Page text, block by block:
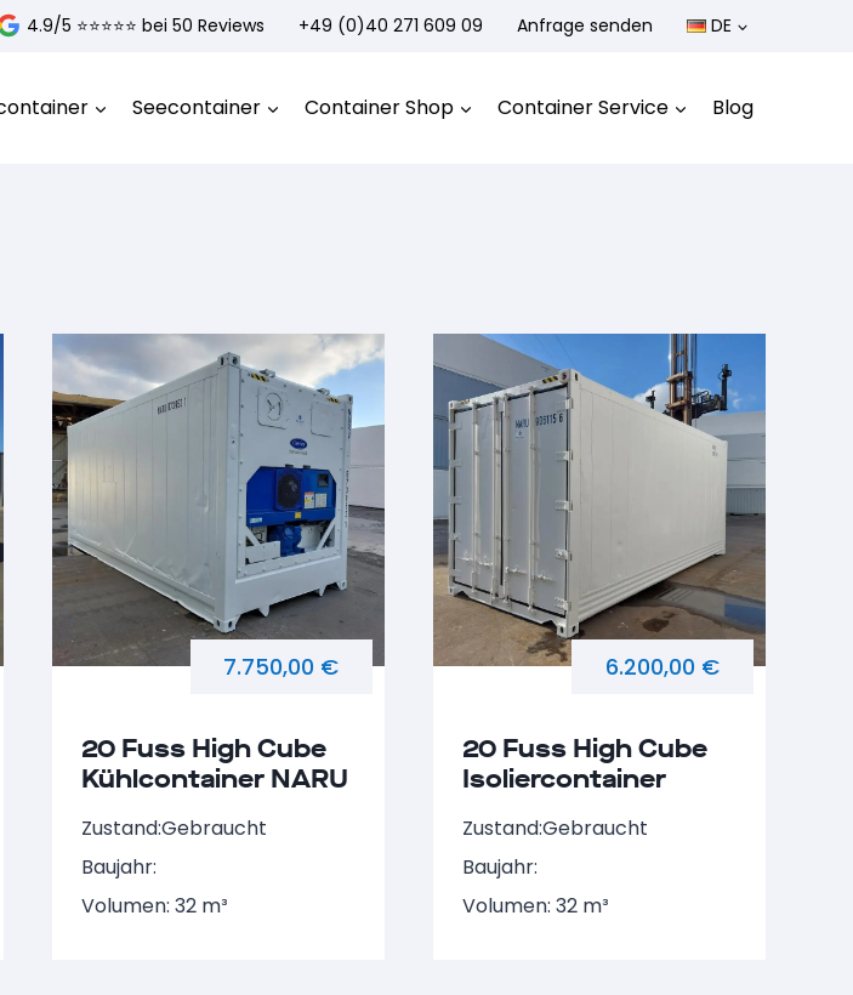
4.9/5 ⭐️⭐️⭐️⭐️⭐️ bei 50 Reviews +49 (0)40 271 609 09 Anfrage senden DE
Seecontainer Container Shop Container Service Blog
20 Fuss High Cube
Kühlcontainer NARU
7.750,00 €
Zustand:Gebraucht
Baujahr:
Volumen: 32 m³
20 Fuss High Cube
Isoliercontainer
6.200,00 €
Zustand:Gebraucht
Baujahr:
Volumen: 32 m³